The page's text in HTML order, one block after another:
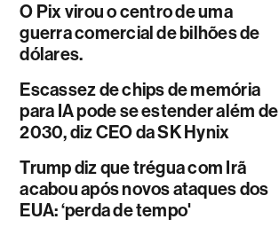
O Pix virou o centro de uma
guerra comercial de bilhões de
dólares.
Escassez de chips de memória
para IA pode se estender além de
2030, diz CEO da SK Hynix
Trump diz que trégua com Irã
acabou após novos ataques dos
EUA: ‘perda de tempo'